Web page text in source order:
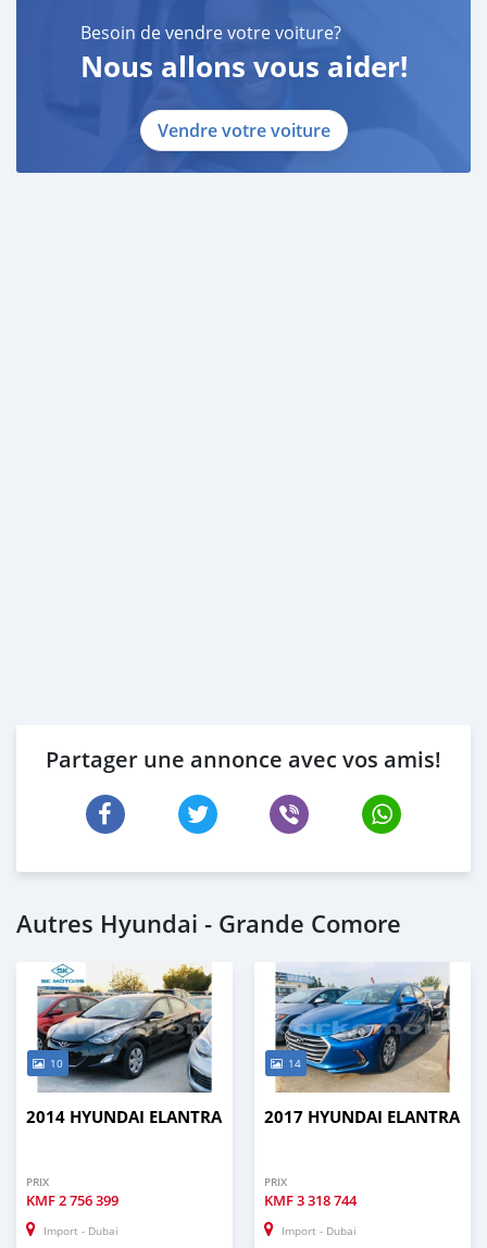
Besoin de vendre votre voiture?
Nous allons vous aider!
Vendre votre voiture
Partager une annonce avec vos amis!
Autres Hyundai - Grande Comore
10
2014 HYUNDAI ELANTRA
PRIX
KMF2 756 399
Import - Dubai
14
2017 HYUNDAI ELANTRA
PRIX
KMF3 318 744
Import - Dubai